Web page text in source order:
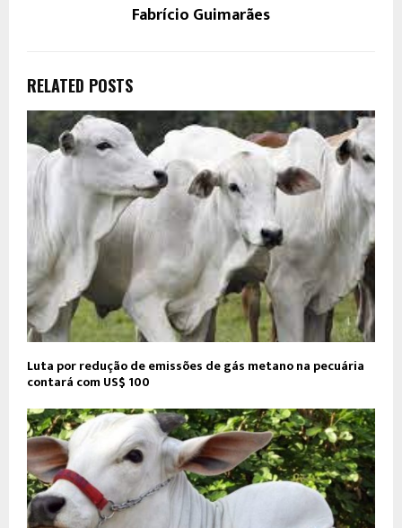
Fabrício Guimarães
RELATED POSTS
Luta por redução de emissões de gás metano na pecuária
contará com US$ 100